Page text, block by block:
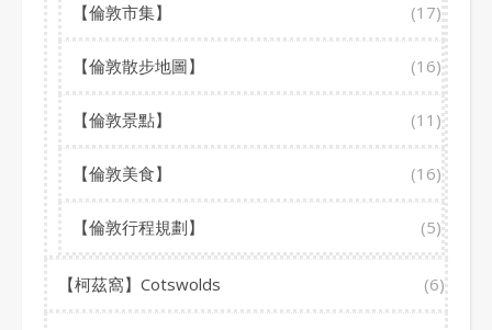
【倫敦市集】 (17)
【倫敦散步地圖】 (16)
【倫敦景點】 (11)
【倫敦美食】 (16)
【倫敦行程規劃】 (5)
【柯茲窩】Cotswolds (6)